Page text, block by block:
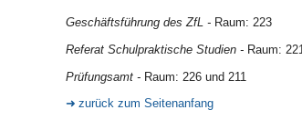
Geschäftsführung des ZfL - Raum: 223
Referat Schulpraktische Studien - Raum: 221
Prüfungsamt - Raum: 226 und 211
zurück zum Seitenanfang